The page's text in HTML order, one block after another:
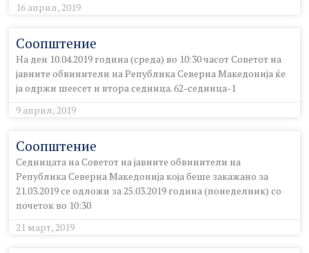
16 април, 2019
Соопштение
На ден 10.04.2019 година (среда) во 10:30 часот Советот на
јавните обвинители на Република Северна Македонија ќе
ја одржи шеесет и втора седница. 62-седница-1
9 април, 2019
Соопштение
Седницата на Советот на јавните обвинители на
Република Северна Македонија која беше закажано за
21.03.2019 се одложи за 25.03.2019 година (понеделник) со
почеток во 10:30
21 март, 2019